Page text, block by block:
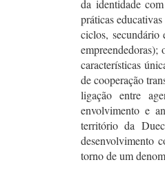
da identidade
práticas
ciclos, secundário
características
de cooperação
ligação entre
envolvimento e
território da
desenvolvimento
torno de um